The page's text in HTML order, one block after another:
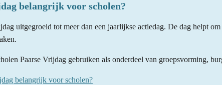
belangrijk voor scholen?
uitgegroeid tot meer dan een jaarlijkse actiedag. De dag helpt
Paarse Vrijdag gebruiken als onderdeel van groepsvorming,
belangrijk voor scholen?